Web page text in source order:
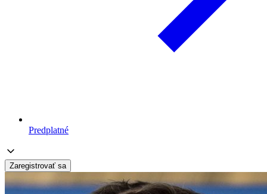
Predplatné
Zaregistrovať sa